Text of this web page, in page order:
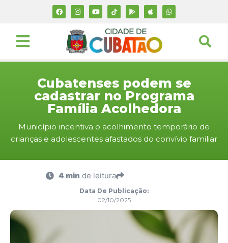
Cubatenses podem se
cadastrar no Programa
Família Acolhedora
Município incentiva o acolhimento temporário de
crianças e adolescentes afastados do convívio familiar
4 min de leitura
Data De Publicação:
02/10/2025